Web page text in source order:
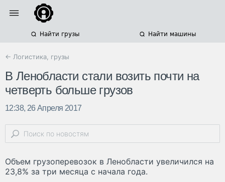
Найти грузы Найти машины
← Логистика, грузы
В Ленобласти стали возить почти на
четверть больше грузов
12:38, 26 Апреля 2017
Объем грузоперевозок в Ленобласти увеличился на
23,8% за три месяца с начала года.